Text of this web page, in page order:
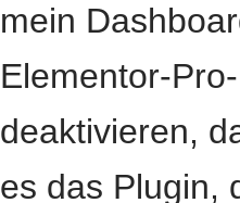
mein
Elementor-
deaktivieren,
es das Plugin,